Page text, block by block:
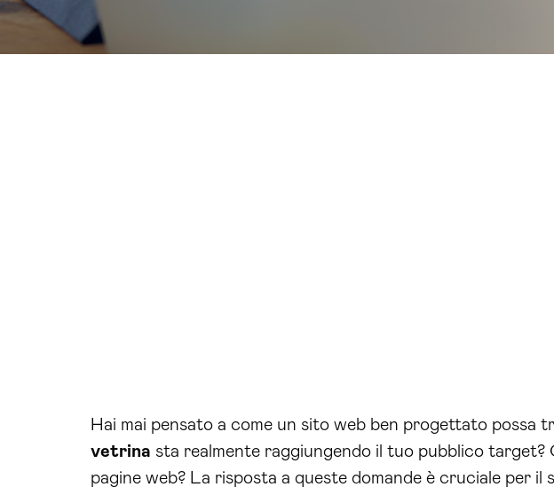
Hai mai pensato a come un sito web ben progettato possa
vetrina sta realmente raggiungendo il tuo pubblico
pagine web? La risposta a queste domande è cruciale per